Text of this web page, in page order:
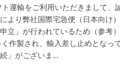
運輸をご利用いただきまして
より弊社国際宅急便（日本向け
立」が行われているため（参考
作製され、輸入差し止めとなっ
」がございま...